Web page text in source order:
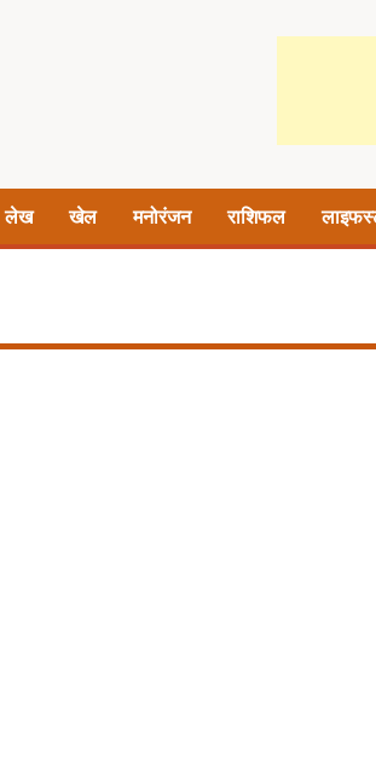
लेख खेल मनोरंजन राशिफल